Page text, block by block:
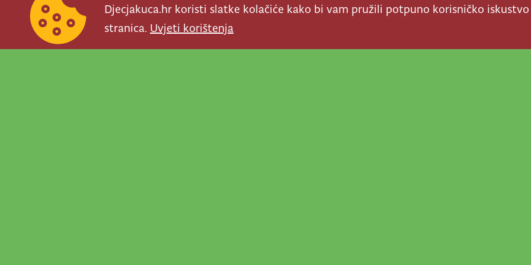
Djecjakuca.hr koristi slatke kolačiće kako bi vam pružili potpuno korisničko
stranica. Uvjeti korištenja